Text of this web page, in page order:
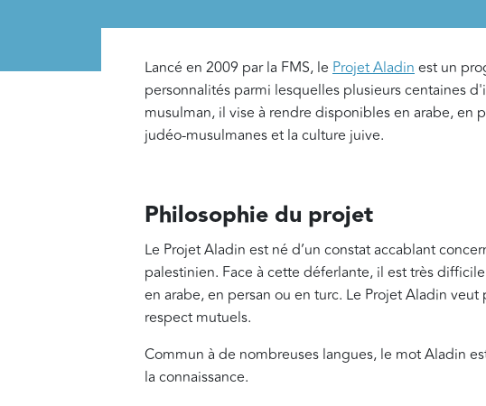
Lancé en 2009 par la FMS, le Projet Aladinest un
personnalités parmi lesquelles plusieurs centaines
musulman, il vise à rendre disponibles en arabe, en
judéo-musulmanes et la culture juive.
Philosophie du projet
Le Projet Aladin est né d’un constat accablant
palestinien. Face à cette déferlante, il est très
en arabe, en persan ou en turc. Le Projet Aladin
respect mutuels.
Commun à de nombreuses langues, le mot Aladin
la connaissance.